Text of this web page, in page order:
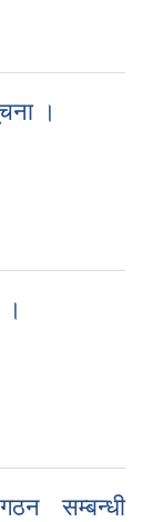
।
।
सम्बन्धी